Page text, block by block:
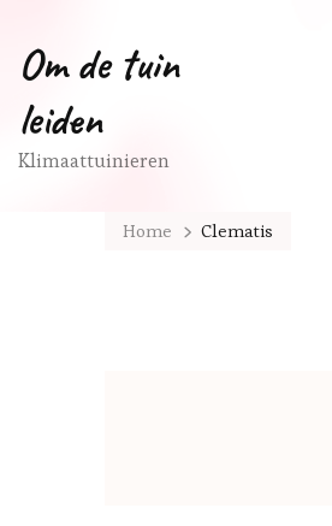
Om de tuin
leiden
Klimaattuinieren
Home Clematis